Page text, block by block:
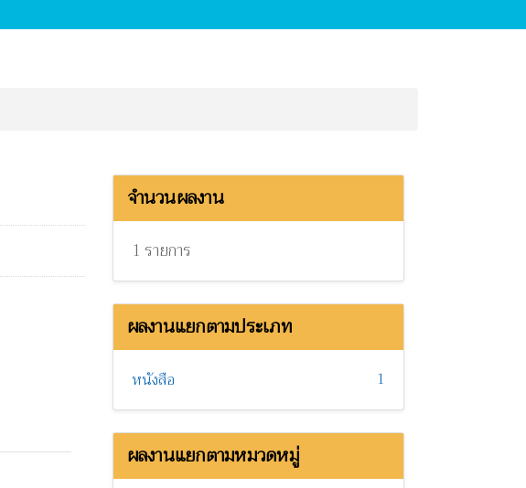
จำนวนผลงาน
1 รายการ
ผลงานแยกตามประเภท
หนังสือ 1
ผลงานแยกตามหมวดหมู่